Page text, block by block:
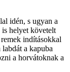
idén, s ugyan a
helyet követelt
indításokkal
a kapuba
a horvátoknak a